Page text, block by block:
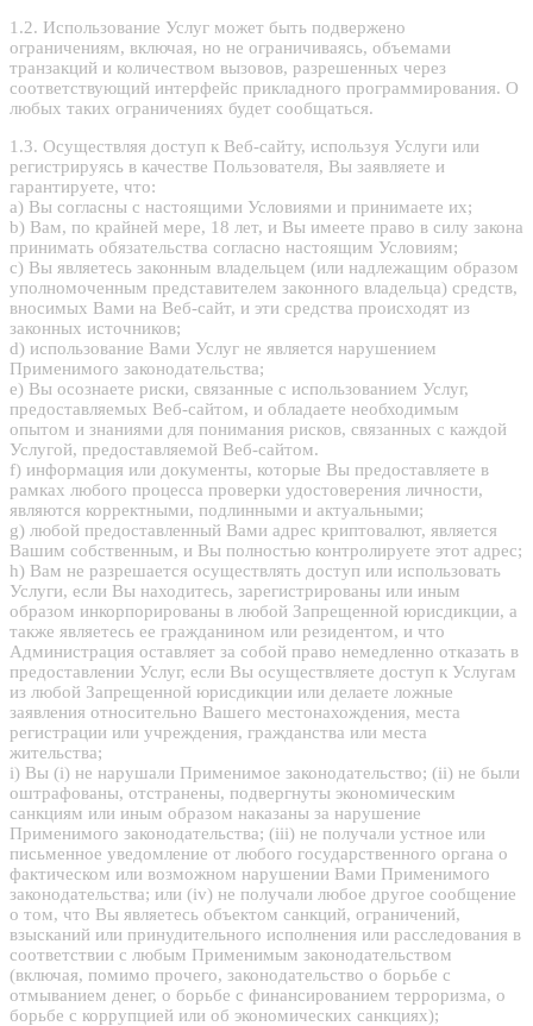
1.2. Использование Услуг может быть подвержено
ограничениям, включая, но не ограничиваясь, объемами
транзакций и количеством вызовов, разрешенных через
соответствующий интерфейс прикладного программирования. О
любых таких ограничениях будет сообщаться.
1.3. Осуществляя доступ к Веб-сайту, используя Услуги или
регистрируясь в качестве Пользователя, Вы заявляете и
гарантируете, что:
a) Вы согласны с настоящими Условиями и принимаете их;
b) Вам, по крайней мере, 18 лет, и Вы имеете право в силу закона
принимать обязательства согласно настоящим Условиям;
c) Вы являетесь законным владельцем (или надлежащим образом
уполномоченным представителем законного владельца) средств,
вносимых Вами на Веб-сайт, и эти средства происходят из
законных источников;
d) использование Вами Услуг не является нарушением
Применимого законодательства;
e) Вы осознаете риски, связанные с использованием Услуг,
предоставляемых Веб-сайтом, и обладаете необходимым
опытом и знаниями для понимания рисков, связанных с каждой
Услугой, предоставляемой Веб-сайтом.
f) информация или документы, которые Вы предоставляете в
рамках любого процесса проверки удостоверения личности,
являются корректными, подлинными и актуальными;
g) любой предоставленный Вами адрес криптовалют, является
Вашим собственным, и Вы полностью контролируете этот адрес;
h) Вам не разрешается осуществлять доступ или использовать
Услуги, если Вы находитесь, зарегистрированы или иным
образом инкорпорированы в любой Запрещенной юрисдикции, а
также являетесь ее гражданином или резидентом, и что
Администрация оставляет за собой право немедленно отказать в
предоставлении Услуг, если Вы осуществляете доступ к Услугам
из любой Запрещенной юрисдикции или делаете ложные
заявления относительно Вашего местонахождения, места
регистрации или учреждения, гражданства или места
жительства;
i) Вы (i) не нарушали Применимое законодательство; (ii) не были
оштрафованы, отстранены, подвергнуты экономическим
санкциям или иным образом наказаны за нарушение
Применимого законодательства; (iii) не получали устное или
письменное уведомление от любого государственного органа о
фактическом или возможном нарушении Вами Применимого
законодательства; или (iv) не получали любое другое сообщение
о том, что Вы являетесь объектом санкций, ограничений,
взысканий или принудительного исполнения или расследования в
соответствии с любым Применимым законодательством
(включая, помимо прочего, законодательство о борьбе с
отмыванием денег, о борьбе с финансированием терроризма, о
борьбе с коррупцией или об экономических санкциях);